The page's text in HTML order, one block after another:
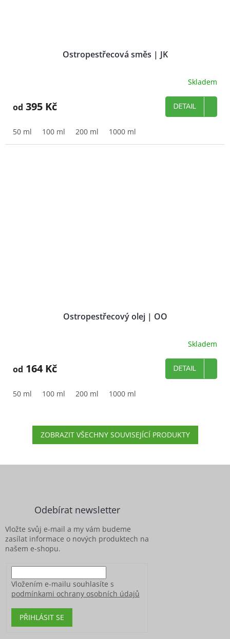
Ostropestřecová směs | JK
Skladem
od 395 Kč DETAIL
50 ml 100 ml 200 ml 1000 ml
Ostropestřecový olej | OO
Skladem
od 164 Kč DETAIL
50 ml 100 ml 200 ml 1000 ml
ZOBRAZIT VŠECHNY SOUVISEJÍCÍ PRODUKTY
Odebírat newsletter
Vložte svůj e-mail a my vám budeme
zasílat informace o nových produktech na
našem e-shopu.
Vložením e-mailu souhlasíte s
podmínkami ochrany osobních údajů
PŘIHLÁSIT SE